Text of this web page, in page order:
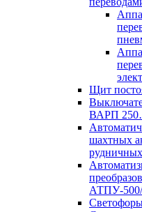
Щит
ВАРП
шахтных
АТПУ-